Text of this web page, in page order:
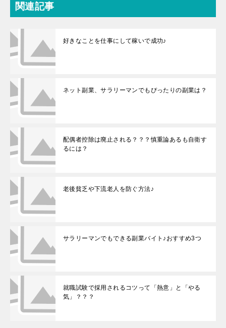
関連記事
好きなことを仕事にして稼いで成功♪
ネット副業、サラリーマンでもぴったりの副業は？
配偶者控除は廃止される？？？慎重論あるも自衛す
るには？
老後貧乏や下流老人を防ぐ方法♪
サラリーマンでもできる副業バイト♪おすすめ3つ
就職試験で採用されるコツって「熱意」と「やる
気」？？？